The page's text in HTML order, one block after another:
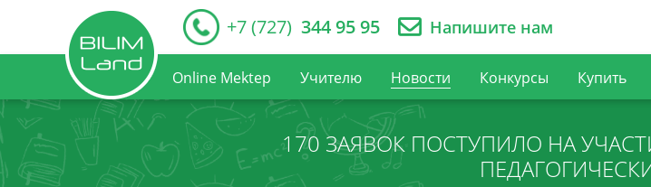
+7 (727) 344 95 95 Напишите нам
Online Mektep Учителю Новости Конкурсы Купить
170 ЗАЯВОК ПОСТУПИЛО НА